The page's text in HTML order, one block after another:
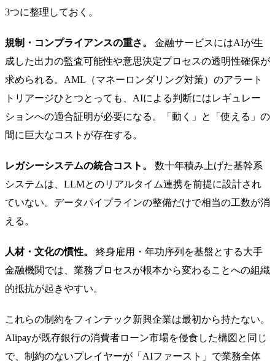
3つに整理しておく。
規制・コンプライアンスの重さ。
金融サービスにはAIが生
成した出力の監査可能性や意思決定プロセスの透明性確保が
求められる。AML（マネーロンダリング対策）のアラート
トリアージひとつとっても、AIによる判断にはレギュレー
ションへの適合証明が必要になる。「動く」と「使える」の
間に巨大なコストが存在する。
レガシーシステムの統合コスト。
数十年積み上げた基幹系
システムは、LLMとのリアルタイム連携を前提に設計され
ていない。データパイプラインの整備だけで相当の工数が消
える。
人材・文化の慣性。
終身雇用・年功序列を基盤とする大手
金融機関では、業務プロセスが根本から変わることへの組織
的抵抗が起きやすい。
これらの制約をフィンテック新興企業は最初から持たない。
Alipayが既存銀行の消費者ローン市場を侵食した構図と同じ
で、制約のないプレイヤーが「AIファースト」で業務全体